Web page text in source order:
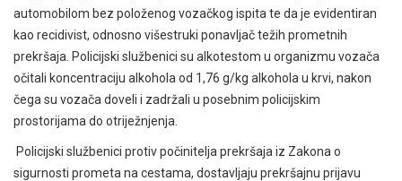
automobilom bez položenog vozačkog ispita te da je evidentiran
kao recidivist, odnosno višestruki ponavljač težih prometnih
prekršaja. Policijski službenici su alkotestom u organizmu vozača
očitali koncentraciju alkohola od 1,76 g/kg alkohola u krvi, nakon
čega su vozača doveli i zadržali u posebnim policijskim
prostorijama do otriježnjenja.
Policijski službenici protiv počinitelja prekršaja iz Zakona o
sigurnosti prometa na cestama, dostavljaju prekršajnu prijavu